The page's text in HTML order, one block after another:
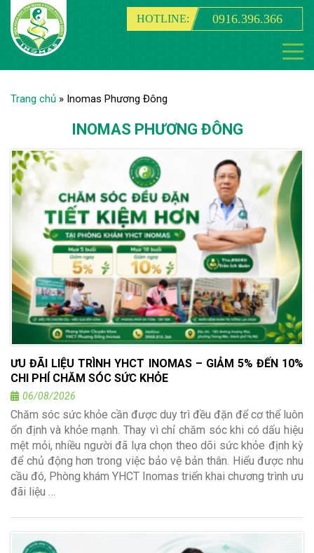
HOTLINE: 0916.396.366
Trang chủ » Inomas Phương Đông
INOMAS PHƯƠNG ĐÔNG
ƯU ĐÃI LIỆU TRÌNH YHCT INOMAS – GIẢM 5% ĐẾN 10%
CHI PHÍ CHĂM SÓC SỨC KHỎE
06/08/2026
Chăm sóc sức khỏe cần được duy trì đều đặn để cơ thể luôn
ổn định và khỏe mạnh. Thay vì chỉ chăm sóc khi có dấu hiệu
mệt mỏi, nhiều người đã lựa chọn theo dõi sức khỏe định kỳ
để chủ động hơn trong việc bảo vệ bản thân. Hiểu được nhu
cầu đó, Phòng khám YHCT Inomas triển khai chương trình ưu
đãi liệu …